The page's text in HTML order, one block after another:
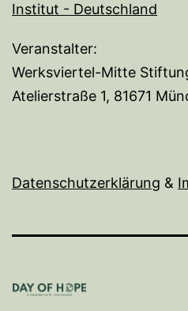
Institut - Deutschland
Veranstalter:
Werksviertel-Mitte
Atelierstraße 1, 81671
Datenschutzerklärung & I